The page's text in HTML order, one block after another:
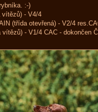
:-)
vítězů) - V4/4
(třída otevřená) - V2/4
- V1/4 CAC - dokončen